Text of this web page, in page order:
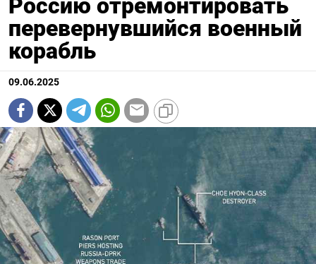
Россию отремонтировать
перевернувшийся военный
корабль
09.06.2025